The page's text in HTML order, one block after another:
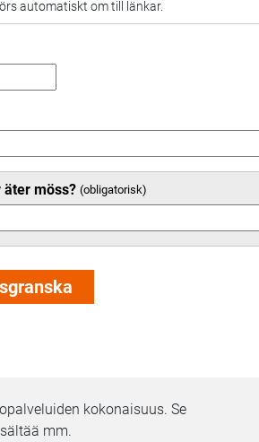
automatiskt om till länkar.
möss?
kokonaisuus. Se
mm.